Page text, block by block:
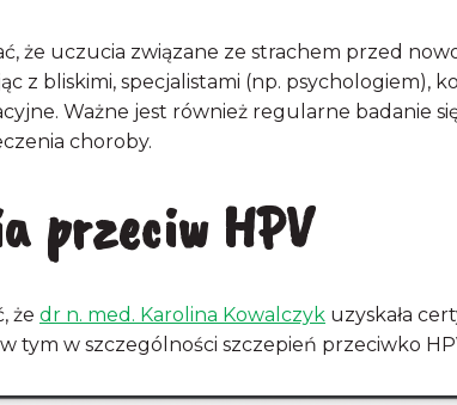
że uczucia związane ze strachem przed
z bliskimi, specjalistami (np. psychologiem),
Ważne jest również regularne badanie
choroby.
przeciw HPV
że dr n. med. Karolina Kowalczyk uzyskała
tym w szczególności szczepień przeciwko